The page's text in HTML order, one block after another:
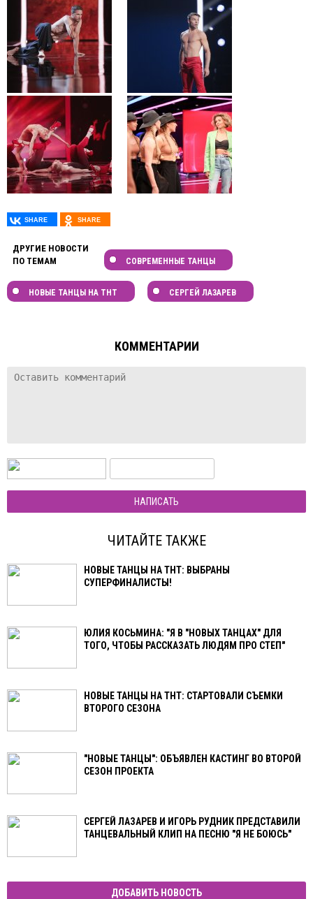
ДРУГИЕ НОВОСТИ
ПО ТЕМАМ
СОВРЕМЕННЫЕ ТАНЦЫ
НОВЫЕ ТАНЦЫ НА ТНТ СЕРГЕЙ ЛАЗАРЕВ
КОММЕНТАРИИ
НАПИСАТЬ
ЧИТАЙТЕ ТАКЖЕ
НОВЫЕ ТАНЦЫ НА ТНТ: ВЫБРАНЫ
СУПЕРФИНАЛИСТЫ!
ЮЛИЯ КОСЬМИНА: "Я В "НОВЫХ ТАНЦАХ" ДЛЯ
ТОГО, ЧТОБЫ РАССКАЗАТЬ ЛЮДЯМ ПРО СТЕП"
НОВЫЕ ТАНЦЫ НА ТНТ: СТАРТОВАЛИ СЪЕМКИ
ВТОРОГО СЕЗОНА
"НОВЫЕ ТАНЦЫ": ОБЪЯВЛЕН КАСТИНГ ВО ВТОРОЙ
СЕЗОН ПРОЕКТА
СЕРГЕЙ ЛАЗАРЕВ И ИГОРЬ РУДНИК ПРЕДСТАВИЛИ
ТАНЦЕВАЛЬНЫЙ КЛИП НА ПЕСНЮ "Я НЕ БОЮСЬ"
ДОБАВИТЬ НОВОСТЬ